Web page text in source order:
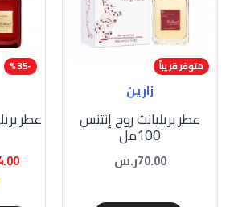
متوفر قريباً
زارين
عطر بريليانت روج إنتنس
100مل
70.00ر.س
-35 %
عطر